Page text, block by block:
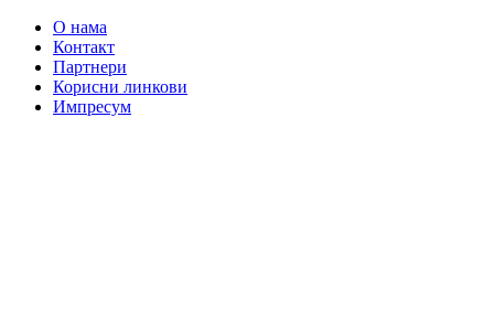
О нама
Контакт
Партнери
Корисни линкови
Импресум